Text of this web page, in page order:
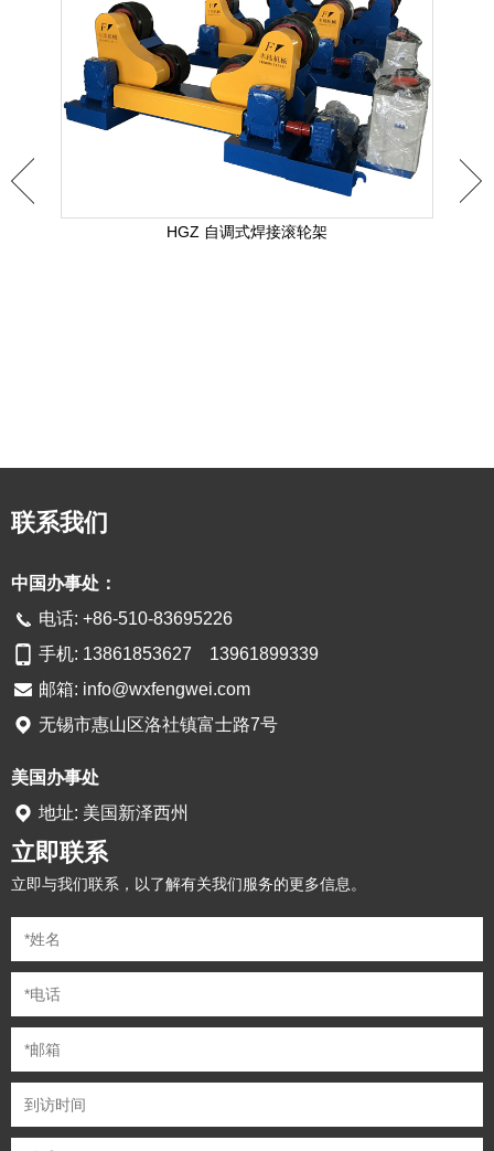
HGZ 自调式焊接滚轮架
联系我们
中国办事处：
电话: +86-510-83695226
手机: 13861853627 13961899339
邮箱: info@wxfengwei.com
无锡市惠山区洛社镇富士路7号
美国办事处
地址: 美国新泽西州
立即联系
立即与我们联系，以了解有关我们服务的更多信息。